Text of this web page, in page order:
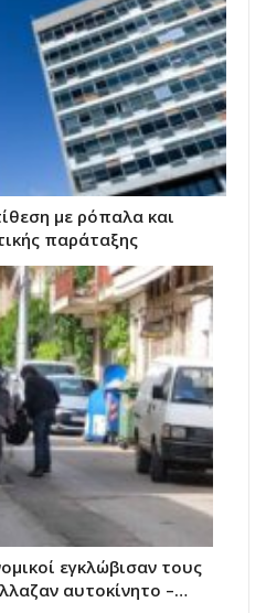
με ρόπαλα και
παράταξης
εγκλώβισαν τους
αυτοκίνητο –…